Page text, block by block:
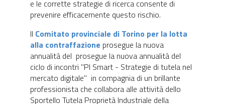
e le corrette strategie di ricerca consente di
prevenire efficacemente questo rischio.
Il Comitato provinciale di Torino per la lotta
alla contraffazione prosegue la nuova
annualità del prosegue la nuova annualità del
ciclo di incontri "PI Smart - Strategie di tutela nel
mercato digitale" in compagnia di un brillante
professionista che collabora alle attività dello
Sportello Tutela Proprietà Industriale della